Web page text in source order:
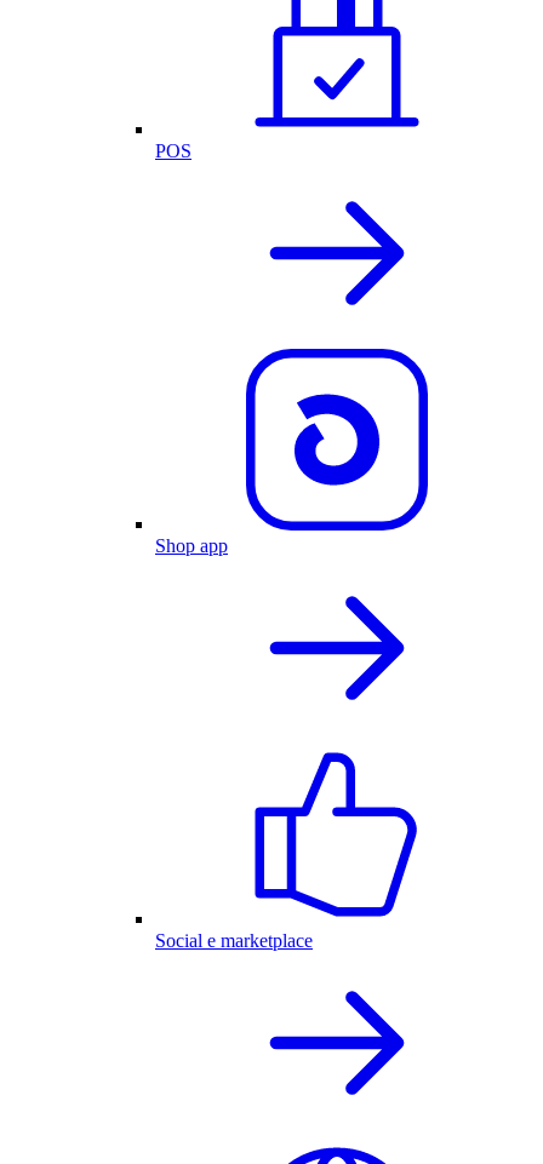
POS
Shop app
Social e marketplace